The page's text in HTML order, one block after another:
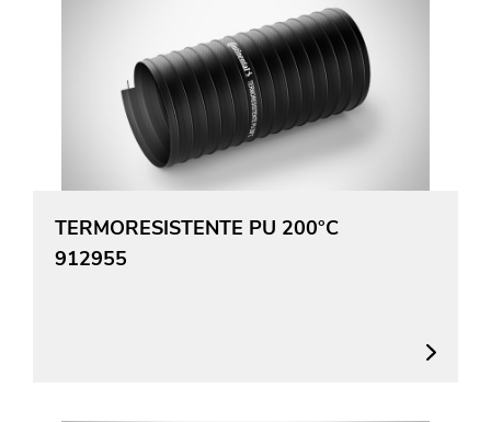
TERMORESISTENTE PU 200°C
912955